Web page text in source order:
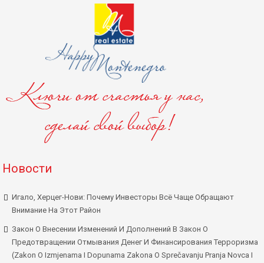
Новости
Игало, Херцег-Нови: Почему Инвесторы Всё Чаще Обращают
Внимание На Этот Район
Закон О Внесении Изменений И Дополнений В Закон О
Предотвращении Отмывания Денег И Финансирования Терроризма
(Zakon O Izmjenama I Dopunama Zakona O Sprečavanju Pranja Novca I